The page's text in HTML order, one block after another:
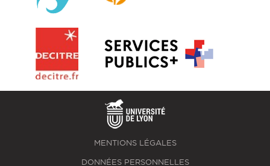
MENTIONS LÉGALES
DONNÉES PERSONNELLES